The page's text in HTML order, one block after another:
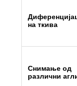
на ткива
Снимање од
различни